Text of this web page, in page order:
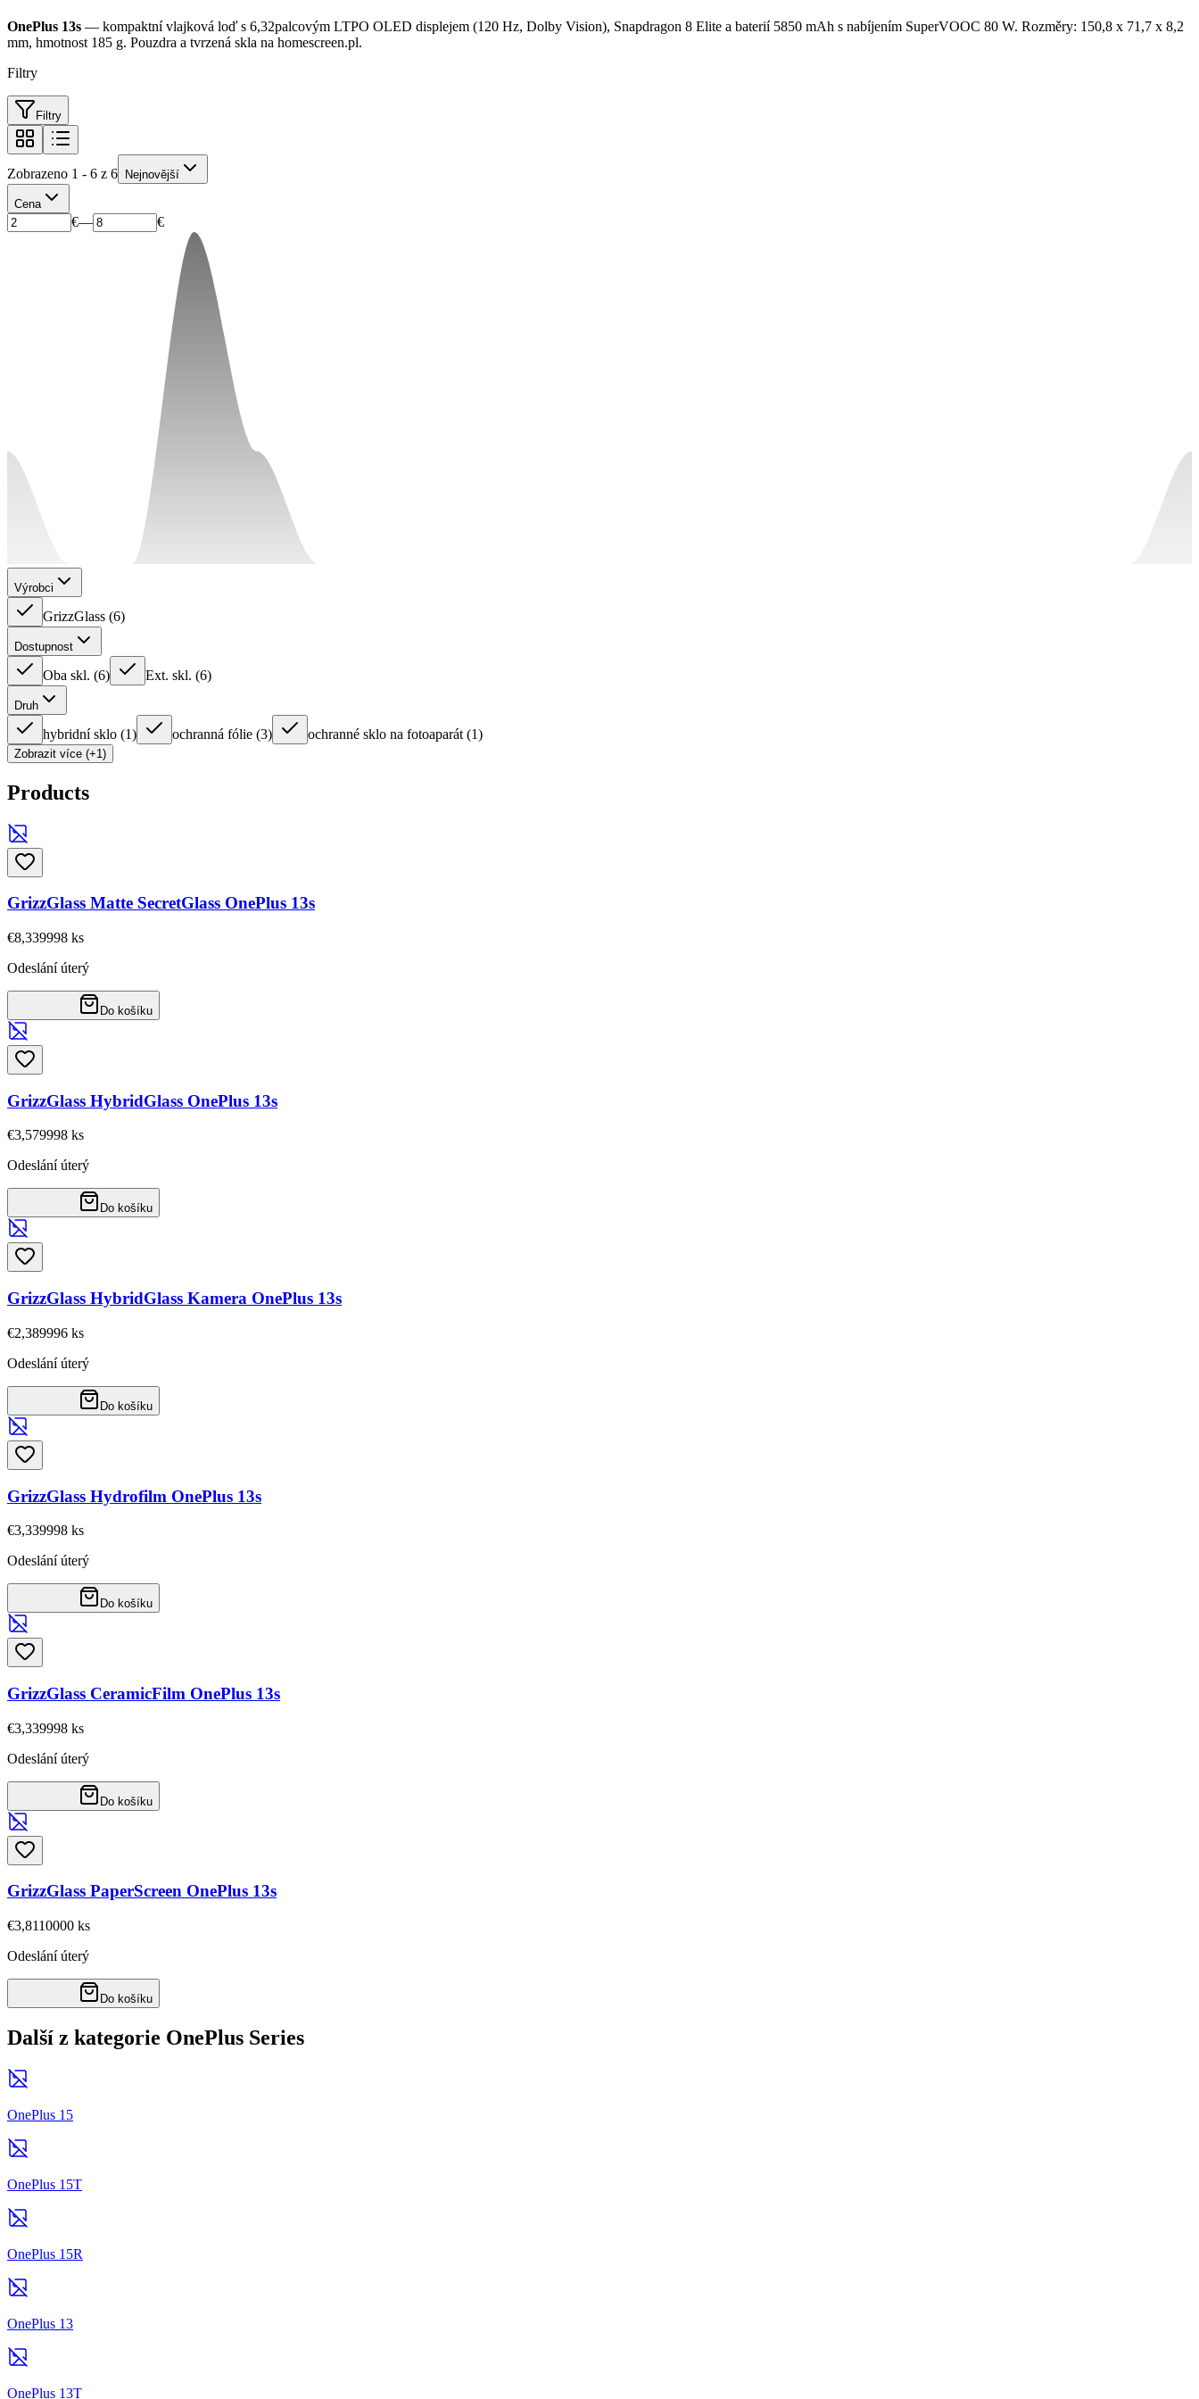
OnePlus 13s — kompaktní vlajková loď s 6,32palcovým LTPO OLED displejem (120 Hz, Dolby Vision), Snapdragon 8 Elite a baterií 5850 mAh s nabíjením SuperVOOC 80 W. Rozměry: 150,8 x 71,7 x 8,2
mm, hmotnost 185 g. Pouzdra a tvrzená skla na homescreen.pl.
Filtry
Filtry
Zobrazeno 1 - 6 z 6 Nejnovější
Cena
€— €
Výrobci
GrizzGlass (6)
Dostupnost
Oba skl. (6) Ext. skl. (6)
Druh
hybridní sklo (1) ochranná fólie (3) ochranné sklo na fotoaparát (1)
Zobrazit více (+1)
Products
GrizzGlass Matte SecretGlass OnePlus 13s
€8,339998 ks
Odeslání úterý
Do košíku
GrizzGlass HybridGlass OnePlus 13s
€3,579998 ks
Odeslání úterý
Do košíku
GrizzGlass HybridGlass Kamera OnePlus 13s
€2,389996 ks
Odeslání úterý
Do košíku
GrizzGlass Hydrofilm OnePlus 13s
€3,339998 ks
Odeslání úterý
Do košíku
GrizzGlass CeramicFilm OnePlus 13s
€3,339998 ks
Odeslání úterý
Do košíku
GrizzGlass PaperScreen OnePlus 13s
€3,8110000 ks
Odeslání úterý
Do košíku
Další z kategorie OnePlus Series
OnePlus 15
OnePlus 15T
OnePlus 15R
OnePlus 13
OnePlus 13T